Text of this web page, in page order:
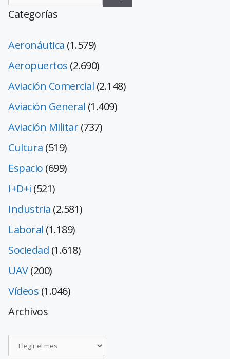
Categorías
Aeronáutica (1.579)
Aeropuertos (2.690)
Aviación Comercial (2.148)
Aviación General (1.409)
Aviación Militar(737)
Cultura (519)
Espacio (699)
I+D+i (521)
Industria (2.581)
Laboral (1.189)
Sociedad (1.618)
UAV(200)
Vídeos (1.046)
Archivos